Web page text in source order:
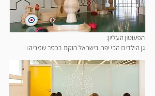
הפעוטון העליון:
גן הילדים הכי יפה בישראל הוקם בכפר שמריהו